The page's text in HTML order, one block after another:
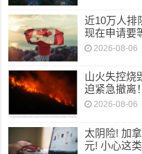
近10万人排
现在申请要
2026-08-06
山火失控烧
迫紧急撤离！
2026-08-06
太阴险! 加
元! 小心这